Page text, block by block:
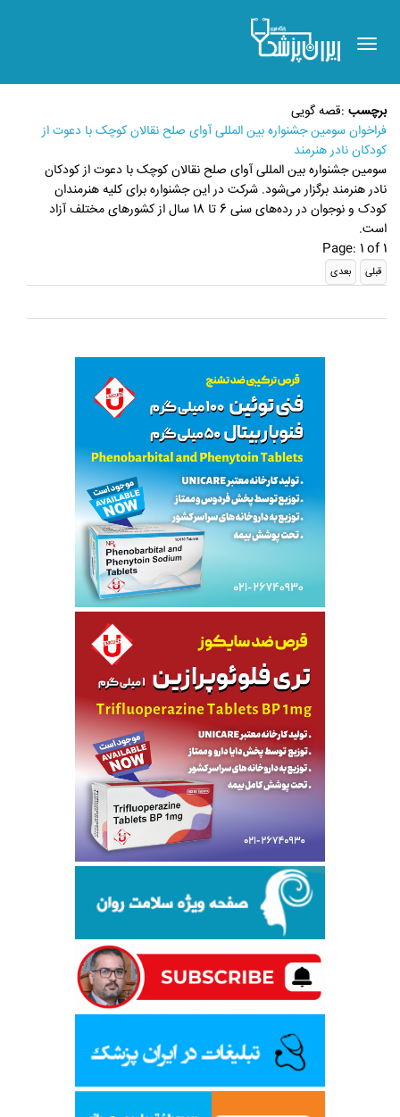
Toggle
navigation
برچسب :قصه گویی
فراخوان سومین جشنواره بین المللی آواى صلح نقالان کوچک با دعوت از
کودکان نادر هنرمند
سومین جشنواره بین المللی آوای صلح نقالان کوچک با دعوت از کودکان
نادر هنرمند برگزار می‌شود. شرکت در این جشنواره برای کلیه هنرمندان
کودک و نوجوان در رده‌های سنی 6 تا 18 سال از کشورهاى مختلف آزاد
است.
Page: 1 of 1